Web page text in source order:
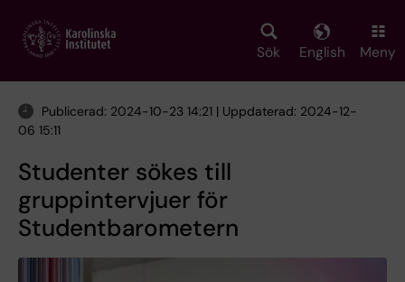
main
Sök English Meny
Publicerad: 2024-10-23 14:21 | Uppdaterad: 2024-12-
06 15:11
Studenter sökes till
gruppintervjuer för
Studentbarometern